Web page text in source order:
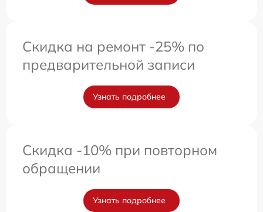
Скидка на ремонт -25% по
предварительной записи
Узнать подробнее
Скидка -10% при повторном
обращении
Узнать подробнее